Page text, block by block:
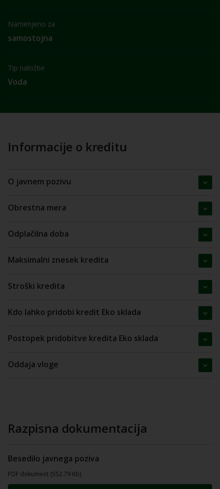
Namenjeno za
samostojna
Tip naložbe
Voda
Informacije o kreditu
O javnem pozivu
Obrestna mera
Odplačilna doba
Maksimalni znesek kredita
Stroški kredita
Kdo lahko pridobi kredit Eko sklada
Postopek pridobitve kredita Eko sklada
Oddaja vloge
Razpisna dokumentacija
Besedilo javnega poziva
PDF dokument (552.79 Kb)